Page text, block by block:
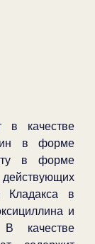
в качестве
в форме
в форме
Кладакса в
и
качестве